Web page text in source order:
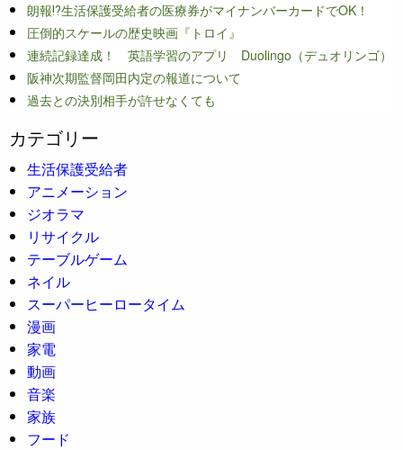
朗報⁉生活保護受給者の医療券がマイナンバーカードでOK！
圧倒的スケールの歴史映画『トロイ』
連続記録達成！ 英語学習のアプリ Duolingo（デュオリンゴ）
阪神次期監督岡田内定の報道について
過去との決別相手が許せなくても
カテゴリー
生活保護受給者
アニメーション
ジオラマ
リサイクル
テーブルゲーム
ネイル
スーパーヒーロータイム
漫画
家電
動画
音楽
家族
フード